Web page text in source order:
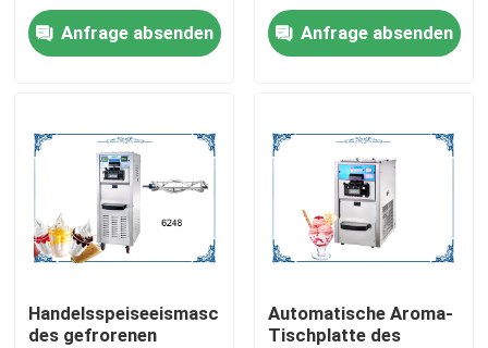
Tischplattespeiseeismaschine
Handelsspeiseeismaschine
Gefrorene Getränk-Schlamm-Maschine
Maschine des gefrorenen Joghurts
Jogurt-Speiseeismaschine
gefrorenen Joghurts
für Selbstaufschlags-
Jogurt-Speicher
Anfrage absenden
Eiscreme, die
Maschine herstellt
Anfrage absenden
Handelsspeiseeismaschine
des gefrorenen
Automatische Aroma-
Tischplatte des